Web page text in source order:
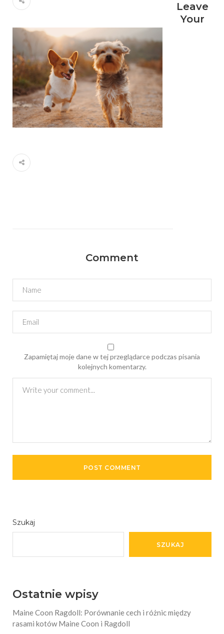
Leave
Your
Comment
Zapamiętaj moje dane w tej przeglądarce podczas pisania
kolejnych komentarzy.
Szukaj
SZUKAJ
Ostatnie wpisy
Maine Coon Ragdoll: Porównanie cech i różnic między
rasami kotów Maine Coon i Ragdoll